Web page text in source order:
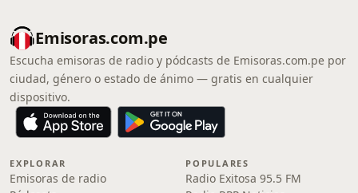
Emisoras.com.pe
Escucha emisoras de radio y pódcasts de Emisoras.com.pe por
ciudad, género o estado de ánimo — gratis en cualquier
dispositivo.
EXPLORAR
Emisoras de radio
POPULARES
Radio Exitosa 95.5 FM